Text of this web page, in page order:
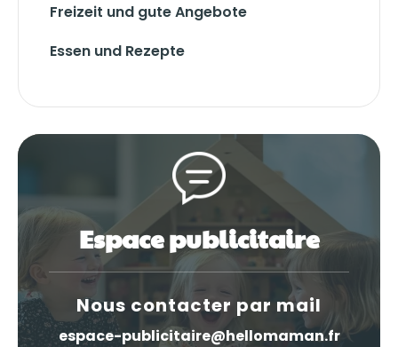
Freizeit und gute Angebote
Essen und Rezepte
Espace publicitaire
Nous contacter par mail
espace-publicitaire@hellomaman.fr